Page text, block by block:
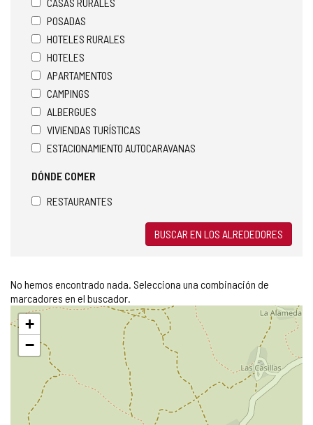
POSADAS
HOTELES RURALES
HOTELES
APARTAMENTOS
CAMPINGS
ALBERGUES
VIVIENDAS TURÍSTICAS
ESTACIONAMIENTO AUTOCARAVANAS
DÓNDE COMER
RESTAURANTES
BUSCAR EN LOS ALREDEDORES
No hemos encontrado nada. Selecciona una combinación de
marcadores en el buscador.
Saltar
mapa
+
−